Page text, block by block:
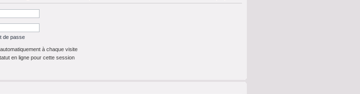
de passe
à chaque visite
en ligne pour cette session